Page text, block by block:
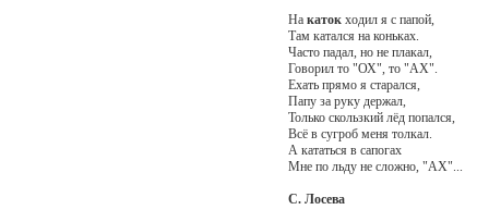
На катокходил я с папой,
Там катался на коньках.
Часто падал, но не плакал,
Говорил то "ОХ", то "АХ".
Ехать прямо я старался,
Папу за руку держал,
Только скользкий лёд попался,
Всё в сугроб меня толкал.
А кататься в сапогах
Мне по льду не сложно, "АХ"...
С. Лосева